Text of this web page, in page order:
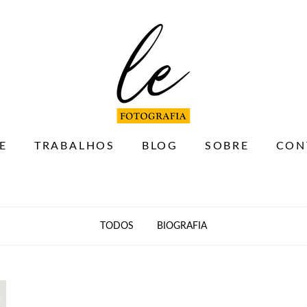
TRABALHOS BLOG SOBRE
TODOS BIOGRAFIA